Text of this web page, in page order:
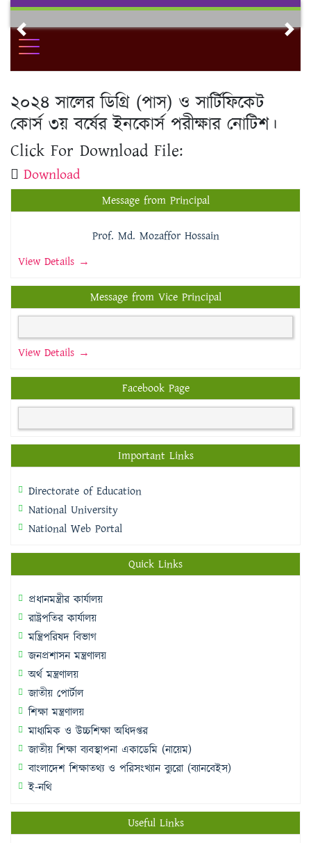
Skip
contentPrevious
২০২৪ সালের ডিগ্রি (পাস) ও সার্টিফিকেট
কোর্স ৩য় বর্ষের ইনকোর্স পরীক্ষার নোটিশ।
Click For Download File:
Download
Message from Principal
Prof. Md. Mozaffor Hossain
View Details →
Message from Vice Principal
View Details →
Facebook Page
Important Links
Directorate of Education
National University
National Web Portal
Quick Links
প্রধানমন্ত্রীর কার্যালয়
রাষ্ট্রপতির কার্যালয়
মন্ত্রিপরিষদ বিভাগ
জনপ্রশাসন মন্ত্রণালয়
অর্থ মন্ত্রণালয়
জাতীয় পোর্টাল
শিক্ষা মন্ত্রণালয়
মাধ্যমিক ও উচ্চশিক্ষা অধিদপ্তর
জাতীয় শিক্ষা ব্যবস্থাপনা একাডেমি (নায়েম)
বাংলাদেশ শিক্ষাতথ্য ও পরিসংখ্যান ব্যুরো (ব্যানবেইস)
ই-নথি
Useful Links